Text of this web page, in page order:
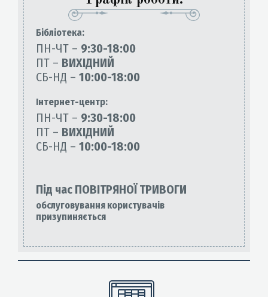
Бiблiотека:
ПН-ЧТ – 9:30-18:00
ПТ – ВИХІДНИЙ
СБ-НД – 10:00-18:00
Інтернет-центр:
ПН-ЧТ – 9:30-18:00
ПТ – ВИХІДНИЙ
СБ-НД – 10:00-18:00
Під час ПОВІТРЯНОЇ ТРИВОГИ
обслуговування користувачів
призупиняється